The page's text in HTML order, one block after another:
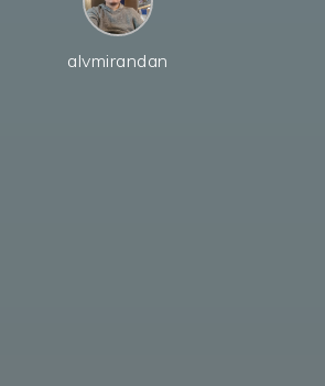
alvmirandan